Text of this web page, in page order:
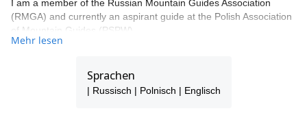
I am a member of the Russian Mountain Guides Association
(RMGA) and currently an aspirant guide at the Polish Association
of Mountain Guides (PSPW).
Mehr lesen
Sprachen
| Russisch | Polnisch | Englisch